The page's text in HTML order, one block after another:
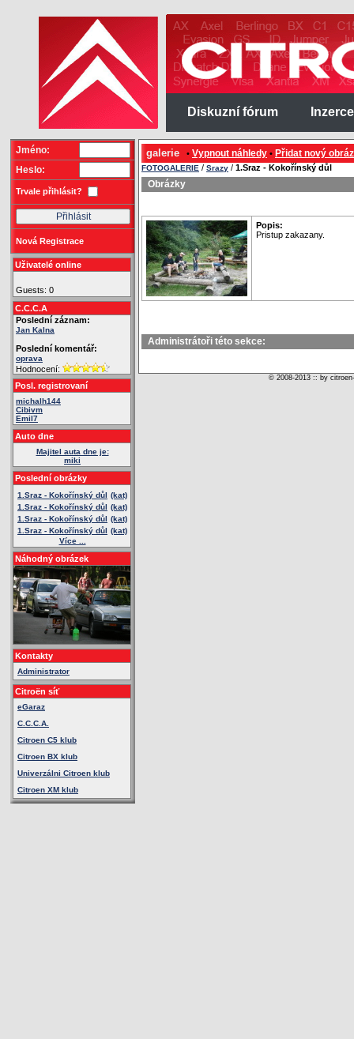
Diskuzní fórum Inzerce
Jméno:
Heslo:
Trvale přihlásit?
Nová Registrace
Uživatelé online
Guests: 0
C.C.C.A
Poslední záznam:
Jan Kalna
Poslední komentář:
oprava
Hodnocení:
Posl. registrovaní
michalh144
Cibivm
Emil7
Auto dne
Majitel auta dne je:
miki
Poslední obrázky
1.Sraz - Kokořínský důl (kat)
1.Sraz - Kokořínský důl (kat)
1.Sraz - Kokořínský důl (kat)
1.Sraz - Kokořínský důl (kat)
Více ...
Náhodný obrázek
Kontakty
Administrator
Citroën síť
eGaraz
C.C.C.A.
Citroen C5 klub
Citroen BX klub
Univerzálni Citroen klub
Citroen XM klub
galerie • Vypnout náhledy • Přidat nový
FOTOGALERIE / Srazy / 1.Sraz - Kokořínský důl
Obrázky
Popis:
Pristup zakazany.
Administrátoři této sekce:
© 2008-2013 :: by